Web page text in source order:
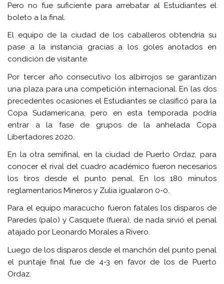
Pero no fue suficiente para arrebatar al Estudiantes el
boleto a la final.
El equipo de la ciudad de los caballeros obtendría su
pase a la instancia gracias a los goles anotados en
condición de visitante.
Por tercer año consecutivo los albirrojos se garantizan
una plaza para una competición internacional. En las dos
precedentes ocasiones el Estudiantes se clasificó para la
Copa Sudamericana, pero en esta temporada podría
entrar a la fase de grupos de la anhelada Copa
Libertadores 2020.
En la otra semifinal, en la ciudad de Puerto Ordaz, para
conocer el rival del cuadro académico fueron necesarios
los tiros desde el punto penal. En los 180 minutos
reglamentarios Mineros y Zulia igualaron 0-0.
Para el equipo maracucho fueron fatales los disparos de
Paredes (palo) y Casquete (fuera), de nada sirvió el penal
atajado por Leonardo Morales a Rivero.
Luego de los disparos desde el manchón del punto penal
el puntaje final fue de 4-3 en favor de los de Puerto
Ordaz.